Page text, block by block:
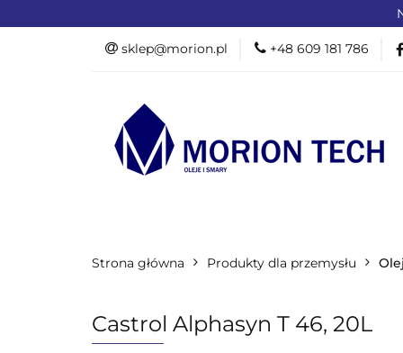
sklep@morion.pl +48 609 181 786
PROMOCJE %
OFERTA DLA
Strona główna Produkty dla przemysłu
Castrol Alphasyn T 46, 20L